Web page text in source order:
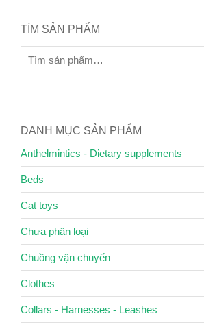
TÌM SẢN PHẨM
DANH MỤC SẢN PHẨM
Anthelmintics - Dietary supplements
Beds
Cat toys
Chưa phân loại
Chuồng vận chuyển
Clothes
Collars - Harnesses - Leashes